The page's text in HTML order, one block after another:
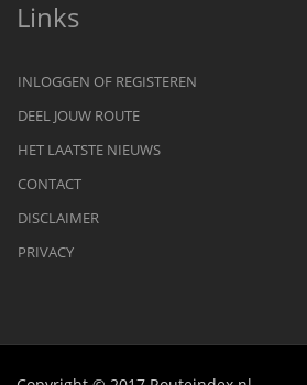
Links
INLOGGEN OF REGISTEREN
DEEL JOUW ROUTE
HET LAATSTE NIEUWS
CONTACT
DISCLAIMER
PRIVACY